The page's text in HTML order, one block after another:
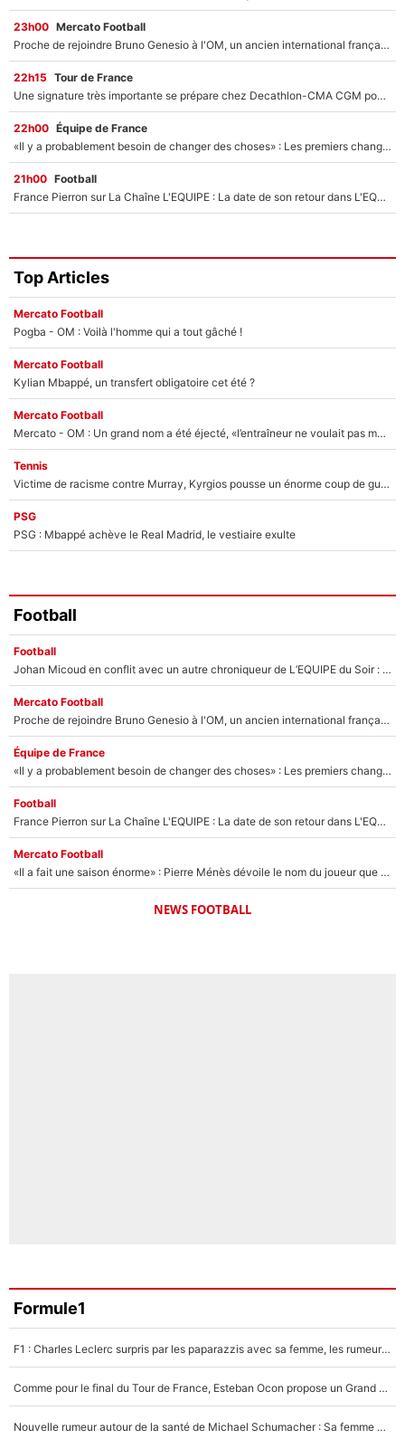
23h00 Mercato Football
Proche de rejoindre Bruno Genesio à l'OM, un ancien international français va finalement débarquer... sur RMC !
22h15 Tour de France
Une signature très importante se prépare chez Decathlon-CMA CGM pour aider Paul Seixas à gagner le Tour de France 2027
22h00 Équipe de France
«Il y a probablement besoin de changer des choses» : Les premiers changements de Zinedine Zidane en équipe de France sont révélés ?
21h00 Football
France Pierron sur La Chaîne L'EQUIPE : La date de son retour dans L'EQUIPE de Choc est connue... et c'était très attendu
Top Articles
Mercato Football
Pogba - OM : Voilà l'homme qui a tout gâché !
Mercato Football
Kylian Mbappé, un transfert obligatoire cet été ?
Mercato Football
Mercato - OM : Un grand nom a été éjecté, «l’entraîneur ne voulait pas me conserver»
Tennis
Victime de racisme contre Murray, Kyrgios pousse un énorme coup de gueule !
PSG
PSG : Mbappé achève le Real Madrid, le vestiaire exulte
Football
Football
Johan Micoud en conflit avec un autre chroniqueur de L’EQUIPE du Soir : «Pendant un moment, je ne les ai pas remis ensemble dans l'émission»
Mercato Football
Proche de rejoindre Bruno Genesio à l'OM, un ancien international français va finalement débarquer... sur RMC !
Équipe de France
«Il y a probablement besoin de changer des choses» : Les premiers changements de Zinedine Zidane en équipe de France sont révélés ?
Football
France Pierron sur La Chaîne L'EQUIPE : La date de son retour dans L'EQUIPE de Choc est connue... et c'était très attendu
Mercato Football
«Il a fait une saison énorme» : Pierre Ménès dévoile le nom du joueur que l’OM devait absolument recruter cet été, l’IA valide la piste !
NEWS FOOTBALL
Formule1
F1 : Charles Leclerc surpris par les paparazzis avec sa femme, les rumeurs étaient vraies !
Comme pour le final du Tour de France, Esteban Ocon propose un Grand Prix de Formule 1 à Paris : «Autour de l’Arc de Triomphe, ce serait génial» !
Nouvelle rumeur autour de la santé de Michael Schumacher : Sa femme Corinna sort du silence